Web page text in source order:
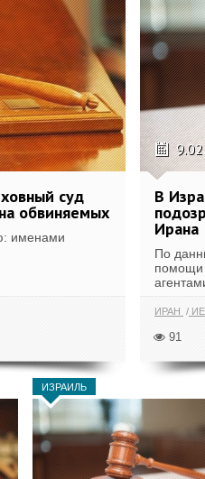
суд
обвиняемых
именами
В
Ирана
По
помощи
ИРАН
91
ИЗРАИЛЬ